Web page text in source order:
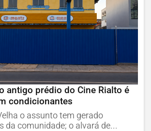
antigo prédio do Cine Rialto é
condicionantes
o assunto tem gerado
da comunidade; o alvará de...